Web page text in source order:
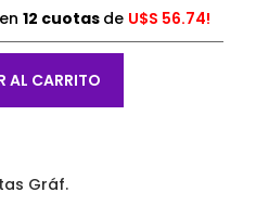
12 cuotas de U$S 56.74!
AL CARRITO
Gráf.